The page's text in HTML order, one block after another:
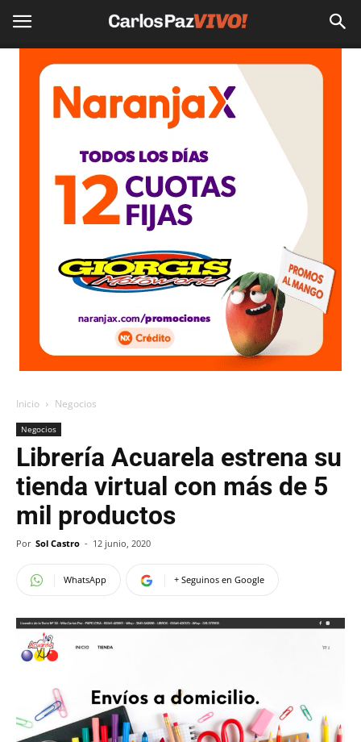
Inicio Negocios
Negocios
Librería Acuarela estrena su
tienda virtual con más de 5
mil productos
Por Sol Castro - 12 junio, 2020
WhatsApp + Seguinos en Google